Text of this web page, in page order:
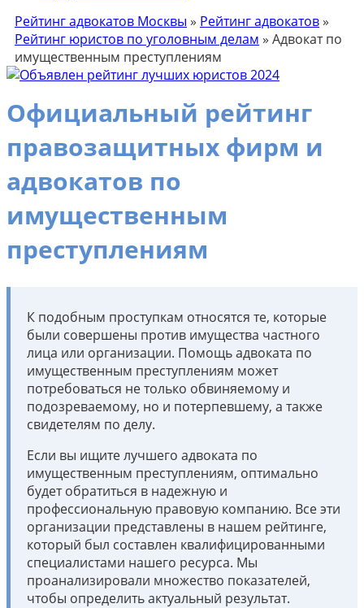
Рейтинг адвокатов Москвы » Рейтинг адвокатов»
Рейтинг юристов по уголовным делам » Адвокат по
имущественным преступлениям
Официальный рейтинг
правозащитных фирм и
адвокатов по
имущественным
преступлениям
К подобным проступкам относятся те, которые
были совершены против имущества частного
лица или организации. Помощь адвоката по
имущественным преступлениям может
потребоваться не только обвиняемому и
подозреваемому, но и потерпевшему, а также
свидетелям по делу.
Если вы ищите лучшего адвоката по
имущественным преступлениям, оптимально
будет обратиться в надежную и
профессиональную правовую компанию. Все эти
организации представлены в нашем рейтинге,
который был составлен квалифицированными
специалистами нашего ресурса. Мы
проанализировали множество показателей,
чтобы определить актуальный результат.